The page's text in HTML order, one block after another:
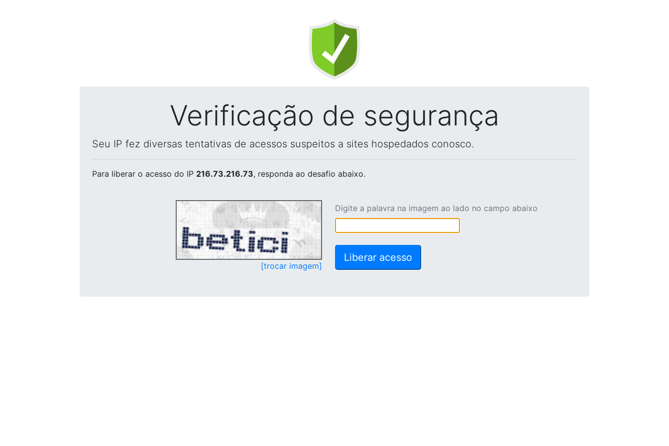
Verificação de segurança
Seu IP fez diversas tentativas de acessos suspeitos a sites hospedados conosco.
Para liberar o acesso do IP 216.73.216.73, responda ao desafio abaixo.
[trocar imagem]
Digite a palavra na imagem ao lado no campo abaixo